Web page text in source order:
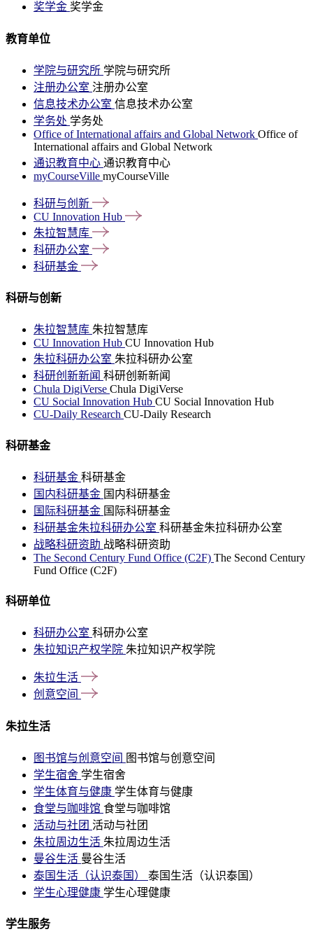
奖学金 奖学金
教育单位
学院与研究所 学院与研究所
注册办公室 注册办公室
信息技术办公室 信息技术办公室
学务处 学务处
Office of International affairs and Global Network Office of
International affairs and Global Network
通识教育中心 通识教育中心
myCourseVille myCourseVille
科研与创新
CU Innovation Hub
朱拉智慧库
科研办公室
科研基金
科研与创新
朱拉智慧库 朱拉智慧库
CU Innovation Hub CU Innovation Hub
朱拉科研办公室 朱拉科研办公室
科研创新新闻 科研创新新闻
Chula DigiVerse Chula DigiVerse
CU Social Innovation Hub CU Social Innovation Hub
CU-Daily Research CU-Daily Research
科研基金
科研基金 科研基金
国内科研基金 国内科研基金
国际科研基金 国际科研基金
科研基金朱拉科研办公室 科研基金朱拉科研办公室
战略科研资助 战略科研资助
The Second Century Fund Office (C2F) The Second Century
Fund Office (C2F)
科研单位
科研办公室 科研办公室
朱拉知识产权学院 朱拉知识产权学院
朱拉生活
创意空间
朱拉生活
图书馆与创意空间 图书馆与创意空间
学生宿舍 学生宿舍
学生体育与健康 学生体育与健康
食堂与咖啡馆 食堂与咖啡馆
活动与社团 活动与社团
朱拉周边生活 朱拉周边生活
曼谷生活 曼谷生活
泰国生活（认识泰国） 泰国生活（认识泰国）
学生心理健康 学生心理健康
学生服务